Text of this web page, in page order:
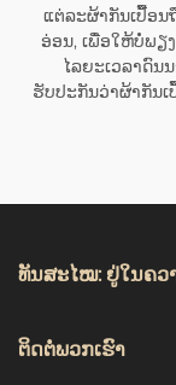
ແຕ່ລະຜ້າກັນເປື້ອ
ອ່ອນ, ເພື່ອໃຫ້ບໍ່ພຽ
ໄລຍະເວລາດົນ
ຮັບປະກັນວ່າຜ້າກັນເ
ທັນສະໄໝ: ຢູ່ໃນຄວ
ຕິດຕໍ່ພວກເຮົາ